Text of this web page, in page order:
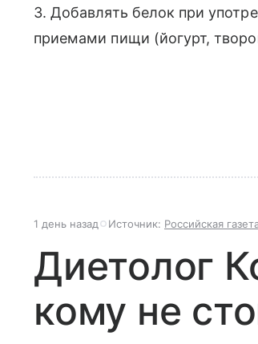
3. Добавлять белок при
приемами пищи (йогурт,
1 день назад Источник: Российская
Диетолог
кому не